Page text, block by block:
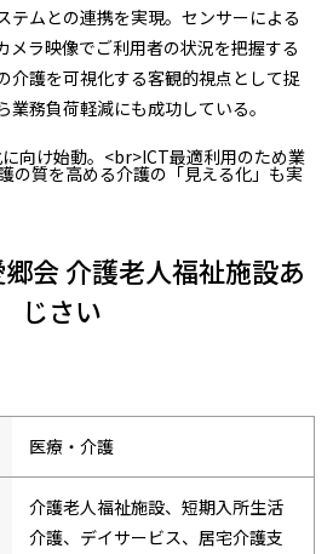
テムとの連携を実現。センサーによる
メラ映像でご利用者の状況を把握する
介護を可視化する客観的視点として捉
務負荷軽減にも成功している。
会 介護老人福祉施設あ
じさい
医療・介護
介護老人福祉施設、短期入所生活
介護、デイサービス、居宅介護支